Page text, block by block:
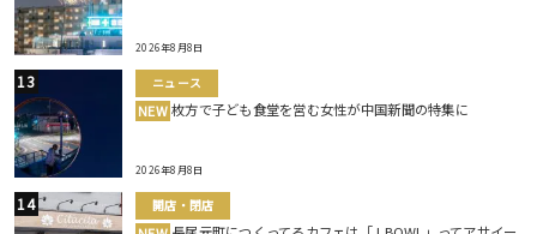
2026年8月8日
ニュース
NEW 枚方で子ども食堂を営む女性が中国新聞の特集に
2026年8月8日
開店・閉店